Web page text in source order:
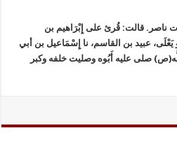
بنت ناصر. قالت: قُرئ على إِبْرَاهيم بن
يَعْلَى، عبيد بن القاسم، نا إِسْمَاعيل بن أبي
صلى عليه أَبُوه وصليت خلفه وكبر